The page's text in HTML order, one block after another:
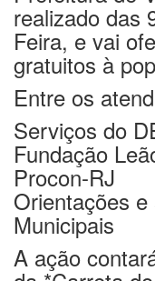
Feira, e vai
gratuitos à
Entre os
Serviços do
Fundação
Procon-RJ
Orientações
Municipais
A ação
da *Carreta